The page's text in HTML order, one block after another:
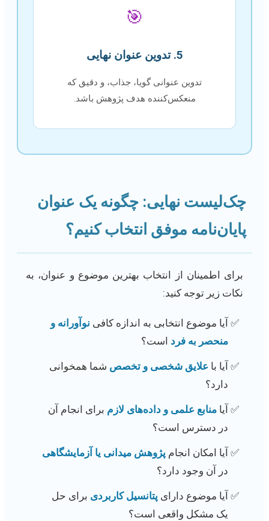
🎯
5. تدوین عنوان نهایی
تدوین عنوانی گویا، جذاب، و دقیق که
منعکس‌کننده هدف پژوهش باشد.
چک‌لیست نهایی: چگونه یک عنوان
پایان‌نامه موفق انتخاب کنیم؟
برای اطمینان از انتخاب بهترین موضوع و عنوان، به
نکات زیر توجه کنید:
آیا موضوع انتخابی به اندازه کافی نوآورانه و
منحصر به فرد است؟
آیا با علایق شخصی و تخصص شما همخوانی
دارد؟
آیا منابع علمی و داده‌های لازم برای انجام آن
در دسترس است؟
آیا امکان انجام پژوهش میدانی یا آزمایشگاهی
در آن وجود دارد؟
آیا موضوع دارای پتانسیل کاربردی برای حل
یک مشکل واقعی است؟